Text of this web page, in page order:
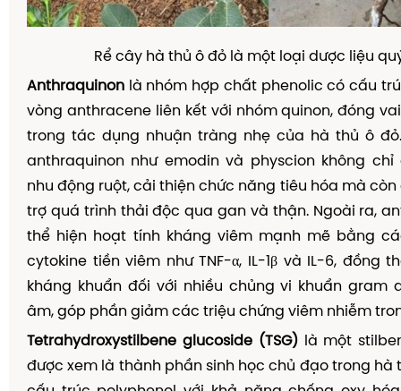
Rể cây hà thủ ô đỏ là một loại dược liệu
Anthraquinon là nhóm hợp chất phenolic có cấu
vòng anthracene liên kết với nhóm quinon, đóng
trong tác dụng nhuận tràng nhẹ của hà thủ ô
anthraquinon như emodin và physcion không
nhu động ruột, cải thiện chức năng tiêu hóa mà còn
trợ quá trình thải độc qua gan và thận. Ngoài ra,
thể hiện hoạt tính kháng viêm mạnh mẽ bằng
cytokine tiền viêm như TNF-α, IL-1β và IL-6, đồng
kháng khuẩn đối với nhiều chủng vi khuẩn gram
âm, góp phần giảm các triệu chứng viêm nhiễm
Tetrahydroxystilbene glucoside (TSG)là một
được xem là thành phần sinh học chủ đạo trong hà